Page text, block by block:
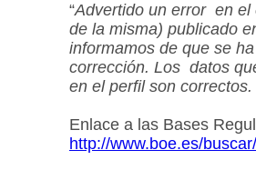
“Advertido un error en el
de la misma) publicado
informamos de que se
corrección. Los datos
en el perfil son correctos.
Enlace a las Bases
http://www.boe.es/